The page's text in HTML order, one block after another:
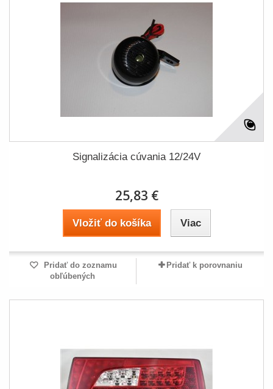
Signalizácia cúvania 12/24V
25,83 €
Vložiť do košíka Viac
Pridať do zoznamu
obľúbených
Pridať k porovnaniu